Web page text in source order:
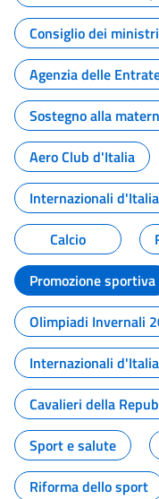
Consiglio dei ministri
Agenzia delle
Sostegno alla
Aero Club d'Italia
Internazionali
Calcio
Promozione sportiva
Olimpiadi Invernali
Internazionali
Cavalieri della
Sport e salute
Riforma dello sport